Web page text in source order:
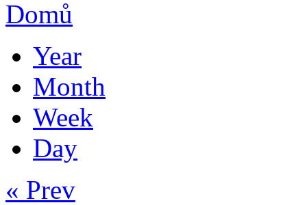
Domů
Year
Month
Week
Day
« Prev